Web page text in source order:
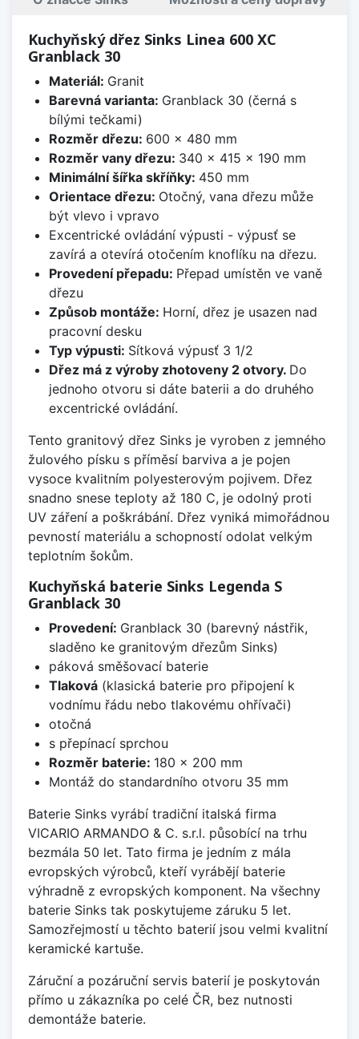
Kuchyňský dřez Sinks Linea 600 XC
Granblack 30
Materiál: Granit
Barevná varianta: Granblack 30 (černá s
bílými tečkami)
Rozměr dřezu: 600 x 480 mm
Rozměr vany dřezu: 340 x 415 x 190 mm
Minimální šířka skříňky: 450 mm
Orientace dřezu: Otočný, vana dřezu může
být vlevo i vpravo
Excentrické ovládání výpusti - výpusť se
zavírá a otevírá otočením knoflíku na dřezu.
Provedení přepadu: Přepad umístěn ve vaně
dřezu
Způsob montáže: Horní, dřez je usazen nad
pracovní desku
Typ výpusti: Sítková výpusť 3 1/2
Dřez má z výroby zhotoveny 2 otvory. Do
jednoho otvoru si dáte baterii a do druhého
excentrické ovládání.
Tento granitový dřez Sinks je vyroben z jemného
žulového písku s příměsí barviva a je pojen
vysoce kvalitním polyesterovým pojivem. Dřez
snadno snese teploty až 180 C, je odolný proti
UV záření a poškrábání. Dřez vyniká mimořádnou
pevností materiálu a schopností odolat velkým
teplotním šokům.
Kuchyňská baterie Sinks Legenda S
Granblack 30
Provedení: Granblack 30 (barevný nástřik,
sladěno ke granitovým dřezům Sinks)
páková směšovací baterie
Tlaková(klasická baterie pro připojení k
vodnímu řádu nebo tlakovému ohřívači)
otočná
s přepínací sprchou
Rozměr baterie: 180 x 200 mm
Montáž do standardního otvoru 35 mm
Baterie Sinks vyrábí tradiční italská firma
VICARIO ARMANDO & C. s.r.l. působící na trhu
bezmála 50 let. Tato firma je jedním z mála
evropských výrobců, kteří vyrábějí baterie
výhradně z evropských komponent. Na všechny
baterie Sinks tak poskytujeme záruku 5 let.
Samozřejmostí u těchto baterií jsou velmi kvalitní
keramické kartuše.
Záruční a pozáruční servis baterií je poskytován
přímo u zákazníka po celé ČR, bez nutnosti
demontáže baterie.